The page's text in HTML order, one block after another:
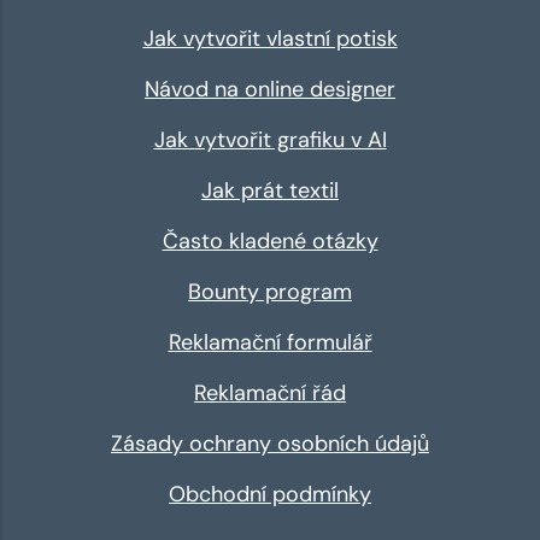
Jak vytvořit vlastní potisk
Návod na online designer
Jak vytvořit grafiku v AI
Jak prát textil
Často kladené otázky
Bounty program
Reklamační formulář
Reklamační řád
Zásady ochrany osobních údajů
Obchodní podmínky